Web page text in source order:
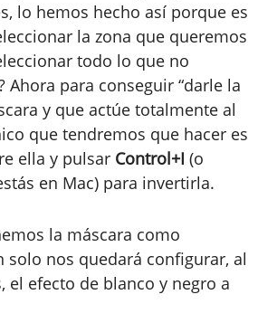
lo hemos hecho así porque es
la zona que queremos
todo lo que no
Ahora para conseguir “darle la
y que actúe totalmente al
que tendremos que hacer es
ella y pulsar Control+I (o
en Mac) para invertirla.
la máscara como
solo nos quedará configurar, al
el efecto de blanco y negro a